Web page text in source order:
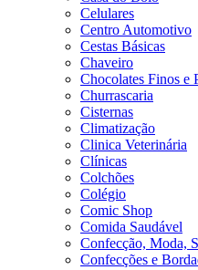
Celulares
Centro Automotivo
Cestas Básicas
Chaveiro
Chocolates Finos e
Churrascaria
Cisternas
Climatização
Clinica Veterinária
Clínicas
Colchões
Colégio
Comic Shop
Comida Saudável
Confecção, Moda,
Confecções e